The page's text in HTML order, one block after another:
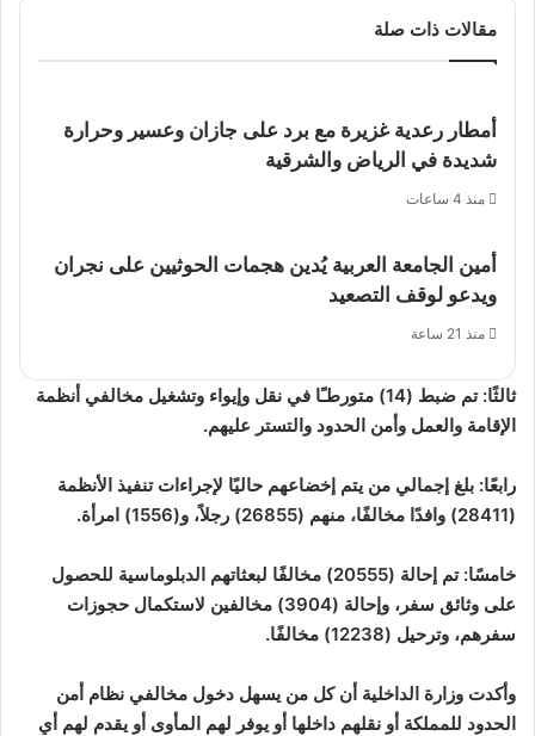
مقالات ذات صلة
أمطار رعدية غزيرة مع برد على جازان وعسير وحرارة
شديدة في الرياض والشرقية
منذ 4 ساعات
أمين الجامعة العربية يُدين هجمات الحوثيين على نجران
ويدعو لوقف التصعيد
منذ 21 ساعة
ثالثًا: تم ضبط (14) متورطـًا في نقل وإيواء وتشغيل مخالفي أنظمة
الإقامة والعمل وأمن الحدود والتستر عليهم.
رابعًا: بلغ إجمالي من يتم إخضاعهم حاليًا لإجراءات تنفيذ الأنظمة
(28411) وافدًا مخالفًا، منهم (26855) رجلاً، و(1556) امرأة.
خامسًا: تم إحالة (20555) مخالفًا لبعثاتهم الدبلوماسية للحصول
على وثائق سفر، وإحالة (3904) مخالفين لاستكمال حجوزات
سفرهم، وترحيل (12238) مخالفًا.
وأكدت وزارة الداخلية أن كل من يسهل دخول مخالفي نظام أمن
الحدود للمملكة أو نقلهم داخلها أو يوفر لهم المأوى أو يقدم لهم أي